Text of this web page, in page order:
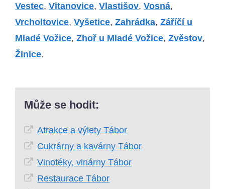
Vestec,Vitanovice,Vlastišov,Vosná,
Vrcholtovice,Vyšetice,Zahrádka,Záříčí u
Mladé Vožice,Zhoř u Mladé Vožice,Zvěstov,
Žinice.
Může se hodit:
Atrakce a výlety Tábor
Cukrárny a kavárny Tábor
Vinotéky, vinárny Tábor
Restaurace Tábor